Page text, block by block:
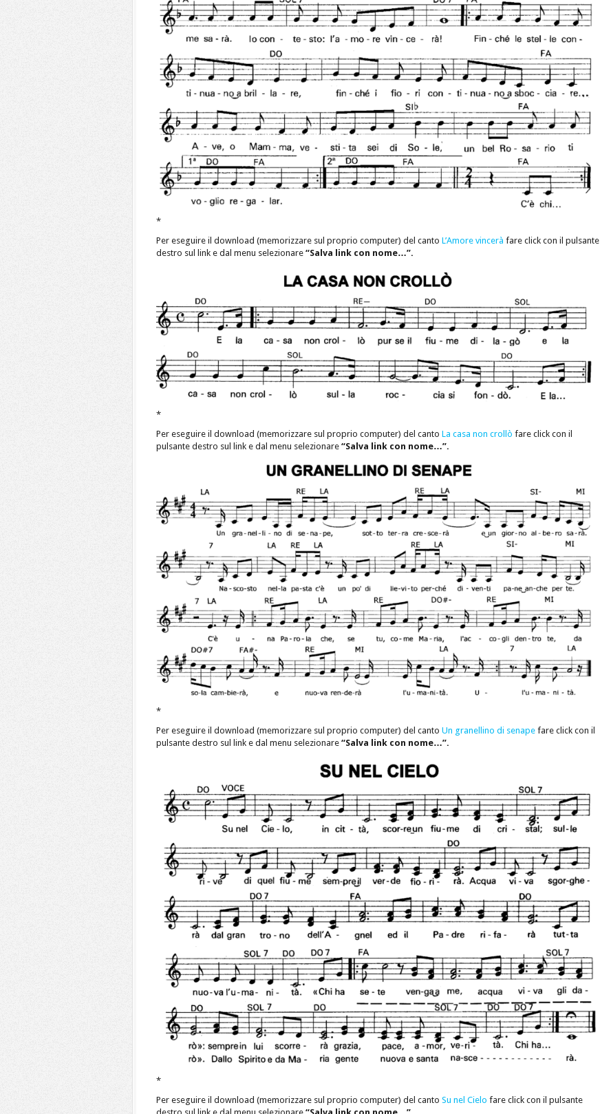
*
Per eseguire il download (memorizzare sul proprio computer) del canto L’Amore vincerà fare click con il pulsante
destro sul link e dal menu selezionare “Salva link con nome…”.
*
Per eseguire il download (memorizzare sul proprio computer) del canto La casa non crollò fare click con il
pulsante destro sul link e dal menu selezionare “Salva link con nome…”.
*
Per eseguire il download (memorizzare sul proprio computer) del canto Un granellino di senape fare click con il
pulsante destro sul link e dal menu selezionare “Salva link con nome…”.
*
Per eseguire il download (memorizzare sul proprio computer) del canto Su nel Cielo fare click con il pulsante